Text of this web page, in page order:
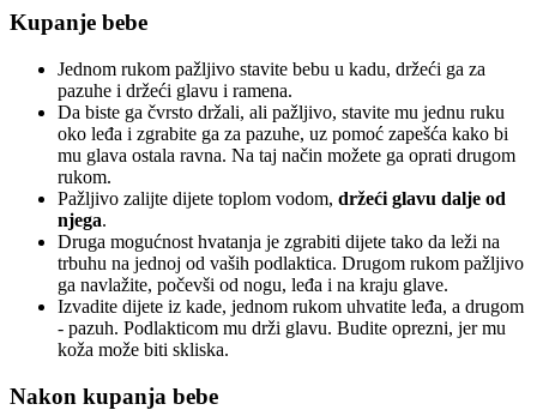
Kupanje bebe
Jednom rukom pažljivo stavite bebu u kadu, držeći ga za
pazuhe i držeći glavu i ramena.
Da biste ga čvrsto držali, ali pažljivo, stavite mu jednu ruku
oko leđa i zgrabite ga za pazuhe, uz pomoć zapešća kako bi
mu glava ostala ravna. Na taj način možete ga oprati drugom
rukom.
Pažljivo zalijte dijete toplom vodom, držeći glavu dalje od
njega.
Druga mogućnost hvatanja je zgrabiti dijete tako da leži na
trbuhu na jednoj od vaših podlaktica. Drugom rukom pažljivo
ga navlažite, počevši od nogu, leđa i na kraju glave.
Izvadite dijete iz kade, jednom rukom uhvatite leđa, a drugom
- pazuh. Podlakticom mu drži glavu. Budite oprezni, jer mu
koža može biti skliska.
Nakon kupanja bebe